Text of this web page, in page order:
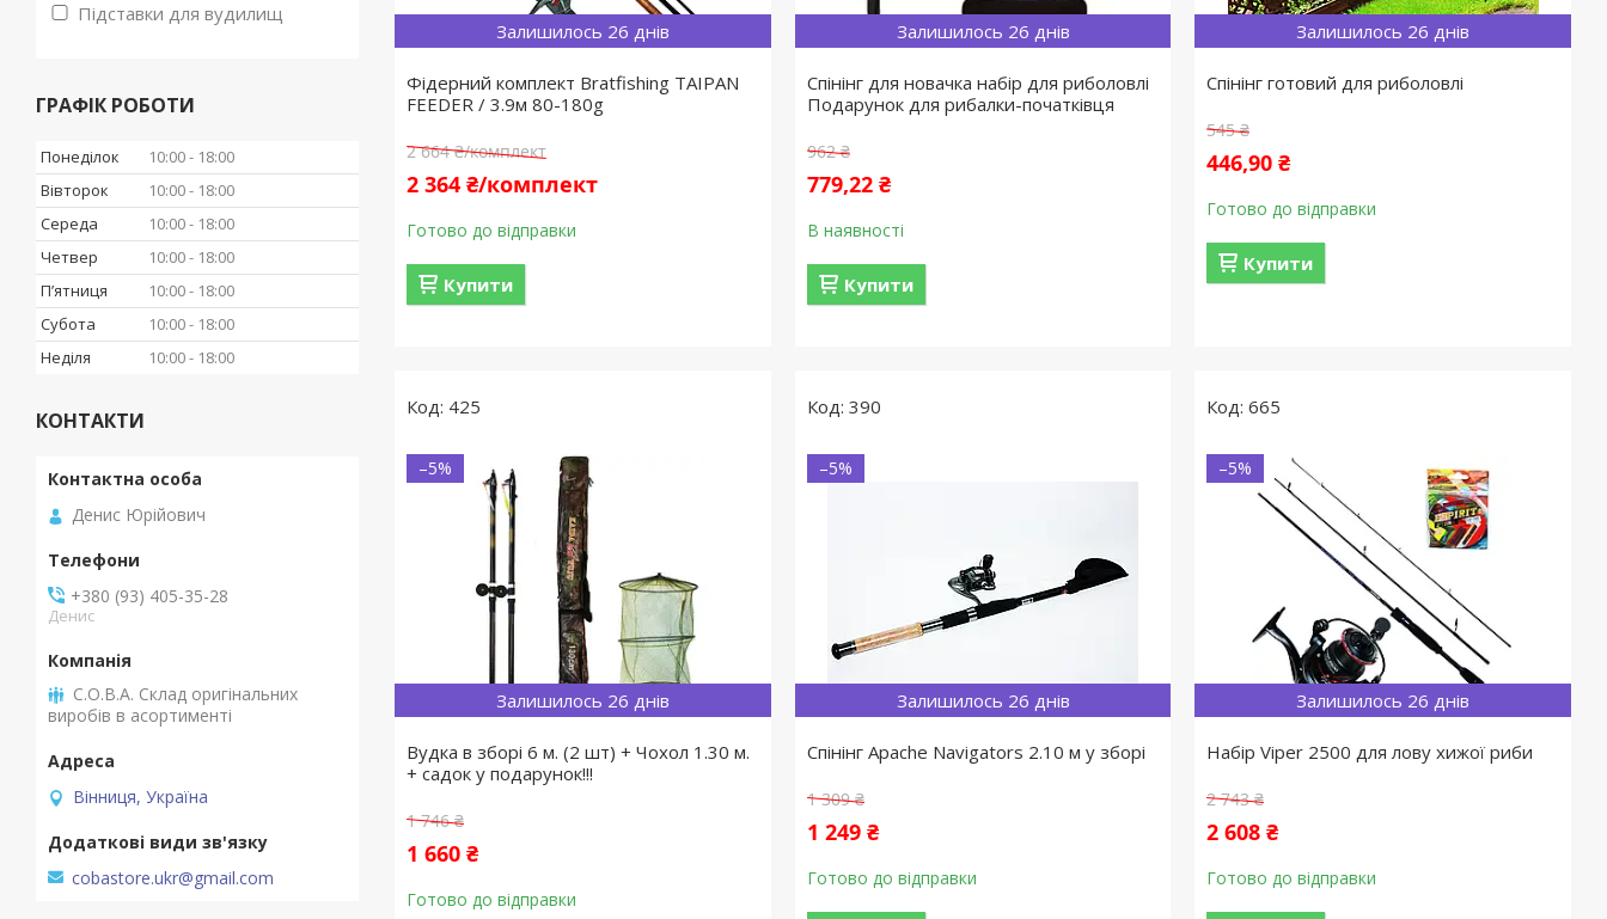
Залишилось 26 днів
Фідерний комплект Bratfishing TAIPAN
FEEDER / 3.9м 80-180g
2 664 ₴/комплект
2 364 ₴/комплект
Готово до відправки
Купити
Залишилось 26 днів
Спінінг для новачка набір для риболовлі
Подарунок для рибалки-початківця
962 ₴
779,22 ₴
В наявності
Купити
Залишилось 26 днів
Спінінг готовий для риболовлі
545 ₴
446,90 ₴
Готово до відправки
Купити
425
Залишилось 26 днів
–5%
Вудка в зборі 6 м. (2 шт) + Чохол 1.30 м.
+ садок у подарунок!!!
1 746 ₴
1 660 ₴
Готово до відправки
390
Залишилось 26 днів
–5%
Спінінг Apache Navigators 2.10 м у зборі
1 309 ₴
1 249 ₴
Готово до відправки
665
Залишилось 26 днів
–5%
Набір Viper 2500 для лову хижої риби
2 743 ₴
2 608 ₴
Готово до відправки
Підставки для вудилищ
ГРАФІК РОБОТИ
Понеділок 10:00
18:00
Вівторок
10:00
18:00
Середа
10:00
18:00
Четвер
10:00
18:00
Пʼятниця
10:00
18:00
Субота
10:00
18:00
Неділя
10:00 18:00
КОНТАКТИ
Денис Юрійович
+380 (93) 405-35-28
Денис
С.О.В.А. Склад оригінальних
виробів в асортименті
Вінниця, Україна
cobastore.ukr@gmail.com